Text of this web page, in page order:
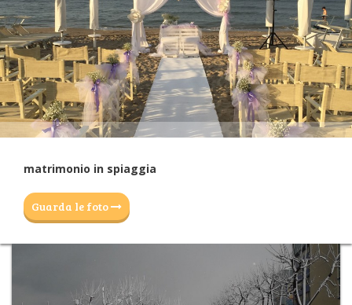
matrimonio in spiaggia
Guarda le foto